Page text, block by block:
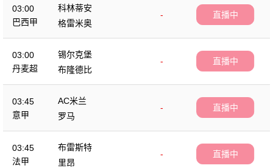
03:00
巴西甲
科林蒂安
-
格雷米奥
直播中
03:00
丹麦超
锡尔克堡
-
布隆德比
直播中
03:45
意甲
AC米兰
-
罗马
直播中
03:45
法甲
布雷斯特
-
里昂
直播中